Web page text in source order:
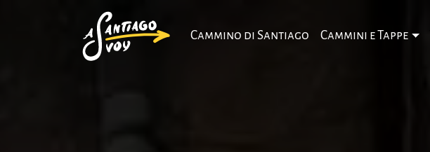
Cammino di Santiago Cammini e Tappe